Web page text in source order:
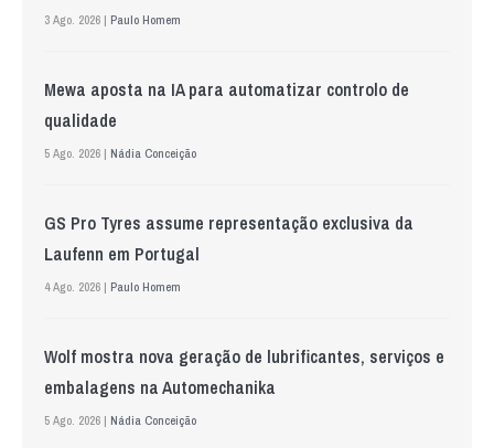
3 Ago. 2026 | Paulo Homem
Mewa aposta na IA para automatizar controlo de
qualidade
5 Ago. 2026 | Nádia Conceição
GS Pro Tyres assume representação exclusiva da
Laufenn em Portugal
4 Ago. 2026 | Paulo Homem
Wolf mostra nova geração de lubrificantes, serviços e
embalagens na Automechanika
5 Ago. 2026 | Nádia Conceição